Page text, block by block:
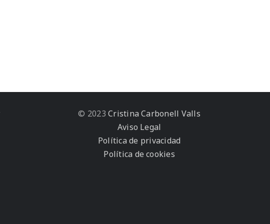
© 2023 Cristina Carbonell Valls
Aviso Legal
Política de privacidad
Política de cookies